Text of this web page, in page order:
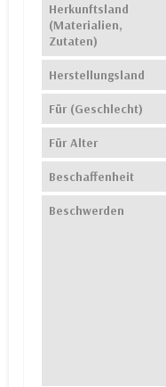
Herkunftsland
(Materialien,
Zutaten)
Herstellungsland
Für (Geschlecht)
Für Alter
Beschaffenheit
Beschwerden